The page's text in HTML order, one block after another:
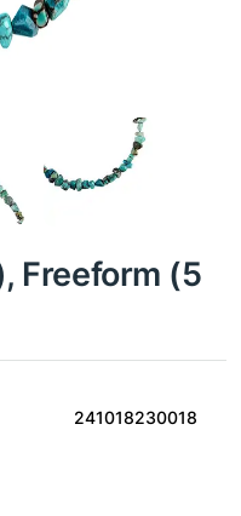
Freeform (5
241018230018